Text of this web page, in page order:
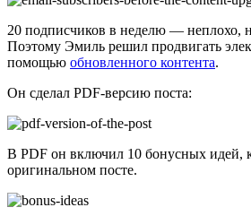
20 подписчиков в неделю — неплохо,
Поэтому Эмиль решил продвигать
помощью обновленного контента.
Он сделал PDF-версию поста:
В PDF он включил 10 бонусных идей,
оригинальном посте.